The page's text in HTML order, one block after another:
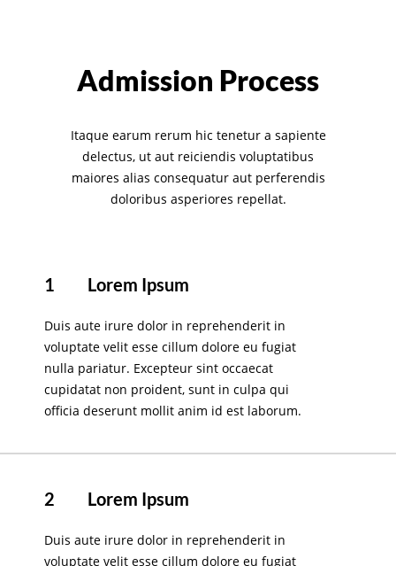
Admission Process
Itaque earum rerum hic tenetur a sapiente
delectus, ut aut reiciendis voluptatibus
maiores alias consequatur aut perferendis
doloribus asperiores repellat.
1 Lorem Ipsum
Duis aute irure dolor in reprehenderit in
voluptate velit esse cillum dolore eu fugiat
nulla pariatur. Excepteur sint occaecat
cupidatat non proident, sunt in culpa qui
officia deserunt mollit anim id est laborum.
2 Lorem Ipsum
Duis aute irure dolor in reprehenderit in
voluptate velit esse cillum dolore eu fugiat